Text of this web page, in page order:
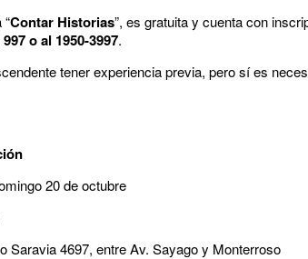
Contar Historias”, es gratuita y cuenta con
o al 1950-3997.
tener experiencia previa, pero sí es
20 de octubre
Saravia 4697, entre Av. Sayago y Monterroso